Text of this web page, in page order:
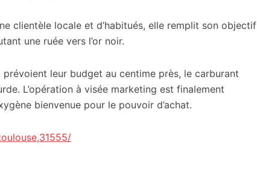
clientèle locale et d’habitués, elle remplit son objectif
une ruée vers l’or noir.
prévoient leur budget au centime près, le carburant
L’opération à visée marketing est finalement
bienvenue pour le pouvoir d’achat.